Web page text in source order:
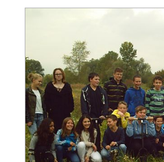
Web
Lorem ipsum dolor sit
elit. Aenean
MEHR